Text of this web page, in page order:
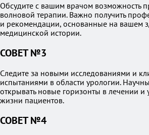
Обсудите с вашим врачом возможность
волновой терапии. Важно получить
и рекомендации, основанные на вашем
медицинской истории.
СОВЕТ №3
Следите за новыми исследованиями и
испытаниями в области урологии.
открывать новые горизонты в лечении и
жизни пациентов.
СОВЕТ №4